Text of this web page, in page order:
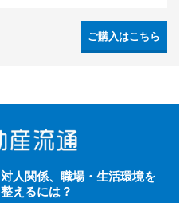
ご購入はこちら
対人関係、職場・生活環境を
整えるには？